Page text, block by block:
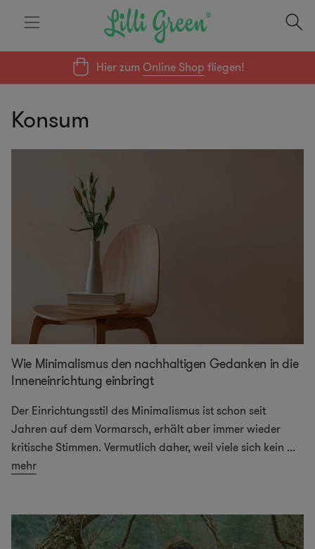
Hier zumOnline Shop fliegen!
Konsum
Wie Minimalismus den nachhaltigen Gedanken in die
Inneneinrichtung einbringt
Der Einrichtungsstil des Minimalismus ist schon seit
Jahren auf dem Vormarsch, erhält aber immer wieder
kritische Stimmen. Vermutlich daher, weil viele sich kein ...
mehr